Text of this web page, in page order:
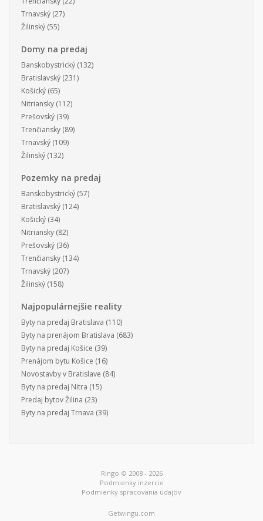
Trnavský (27)
Žilinský (55)
Domy na predaj
Banskobystrický (132)
Bratislavský (231)
Košický (65)
Nitriansky (112)
Prešovský (39)
Trenčiansky (89)
Trnavský (109)
Žilinský (132)
Pozemky na predaj
Banskobystrický (57)
Bratislavský (124)
Košický (34)
Nitriansky (82)
Prešovský (36)
Trenčiansky (134)
Trnavský (207)
Žilinský (158)
Najpopulárnejšie reality
Byty na predaj Bratislava (110)
Byty na prenájom Bratislava (683)
Byty na predaj Košice (39)
Prenájom bytu Košice (16)
Novostavby v Bratislave (84)
Byty na predaj Nitra (15)
Predaj bytov Žilina (23)
Byty na predaj Trnava (39)
Ringo © 2008 - 2026
Podmienky inzercie
Podmienky spracovania údajov
Getwingu.com